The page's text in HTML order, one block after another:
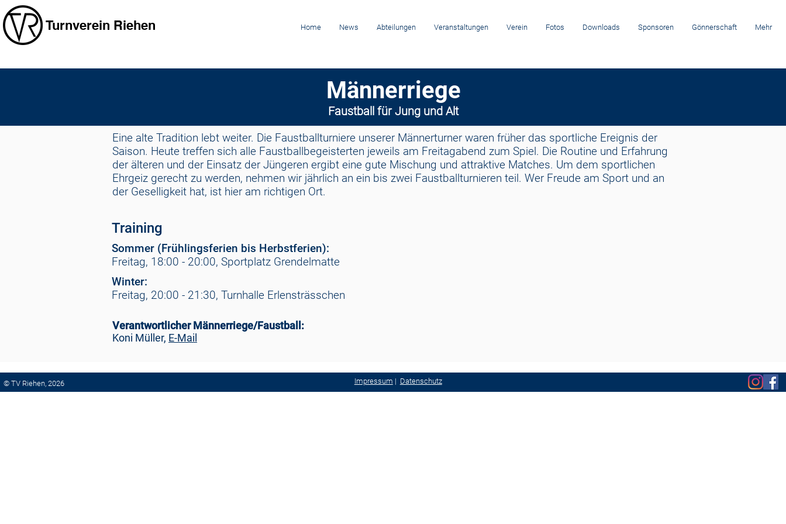
Turnverein Riehen Home News Abteilungen Veranstaltungen Verein Fotos Downloads Sponsoren Gönnerschaft Mehr
Männerriege
Faustball für Jung und Alt
Eine alte Tradition lebt weiter. Die Faustballturniere unserer Männerturner waren früher das sportliche Ereignis der
Saison. Heute treffen sich alle Faustballbegeisterten jeweils am Freitagabend zum Spiel. Die Routine und Erfahrung
der älteren und der Einsatz der Jüngeren ergibt eine gute Mischung und attraktive Matches. Um dem sportlichen
Ehrgeiz gerecht zu werden, nehmen wir jährlich an ein bis zwei Faustballturnieren teil. Wer Freude am Sport und an
der Geselligkeit hat, ist hier am richtigen Ort.
Training
Sommer (Frühlingsferien bis Herbstferien):
Freitag, 18:00 - 20:00, Sportplatz Grendelmatte
Winter:
Freitag, 20:00 - 21:30, Turnhalle Erlensträsschen
Verantwortlicher Männerriege/Faustball:
Koni Müller, E-Mail
© TV Riehen, 2026 Impressum | Datenschutz